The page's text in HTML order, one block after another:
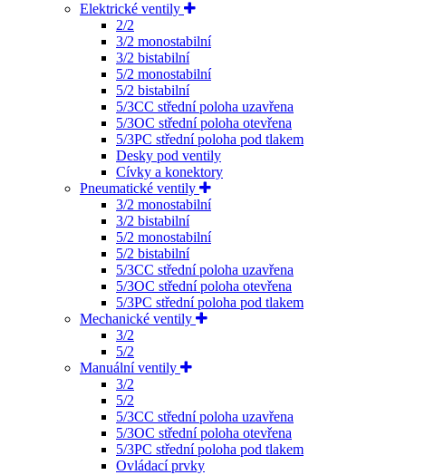
Elektrické ventily
2/2
3/2 monostabilní
3/2 bistabilní
5/2 monostabilní
5/2 bistabilní
5/3CC střední poloha uzavřena
5/3OC střední poloha otevřena
5/3PC střední poloha pod tlakem
Desky pod ventily
Cívky a konektory
Pneumatické ventily
3/2 monostabilní
3/2 bistabilní
5/2 monostabilní
5/2 bistabilní
5/3CC střední poloha uzavřena
5/3OC střední poloha otevřena
5/3PC střední poloha pod tlakem
Mechanické ventily
3/2
5/2
Manuální ventily
3/2
5/2
5/3CC střední poloha uzavřena
5/3OC střední poloha otevřena
5/3PC střední poloha pod tlakem
Ovládací prvky